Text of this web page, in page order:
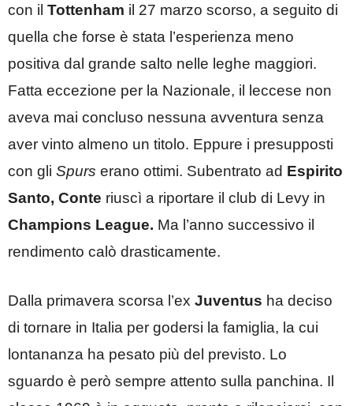
con il Tottenham il 27 marzo scorso, a seguito di
quella che forse è stata l’esperienza meno
positiva dal grande salto nelle leghe maggiori.
Fatta eccezione per la Nazionale, il leccese non
aveva mai concluso nessuna avventura senza
aver vinto almeno un titolo. Eppure i presupposti
con gli Spurs erano ottimi. Subentrato ad Espirito
Santo, Conte riuscì a riportare il club di Levy in
Champions League. Ma l’anno successivo il
rendimento calò drasticamente.
Dalla primavera scorsa l’ex Juventus ha deciso
di tornare in Italia per godersi la famiglia, la cui
lontananza ha pesato più del previsto. Lo
sguardo è però sempre attento sulla panchina. Il